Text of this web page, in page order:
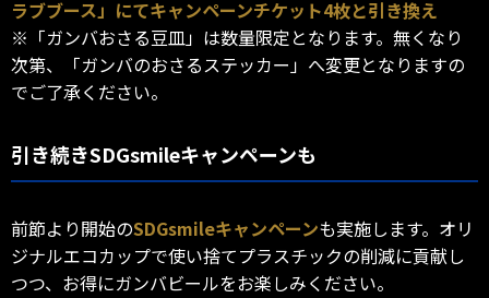
ラブブース」にてキャンペーンチケット4枚と引き換え
※「ガンバおさる豆皿」は数量限定となります。無くなり
次第、「ガンバのおさるステッカー」へ変更となりますの
でご了承ください。
引き続きSDGsmileキャンペーンも
前節より開始のSDGsmileキャンペーンも実施します。オリ
ジナルエコカップで使い捨てプラスチックの削減に貢献し
つつ、お得にガンバビールをお楽しみください。